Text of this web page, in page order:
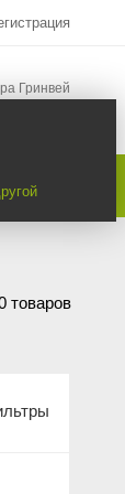
Гринвей
товаров